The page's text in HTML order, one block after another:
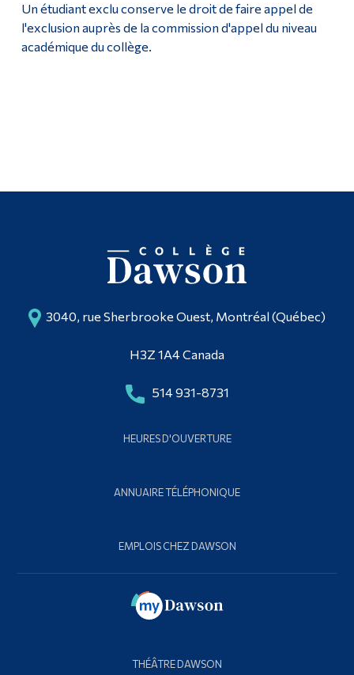
Un étudiant exclu conserve le droit de faire appel de
l'exclusion auprès de la commission d'appel du niveau
académique du collège.
3040, rue Sherbrooke Ouest, Montréal (Québec)
H3Z 1A4 Canada
514 931-8731
HEURES D'OUVERTURE
ANNUAIRE TÉLÉPHONIQUE
EMPLOIS CHEZ DAWSON
THÉÂTRE DAWSON